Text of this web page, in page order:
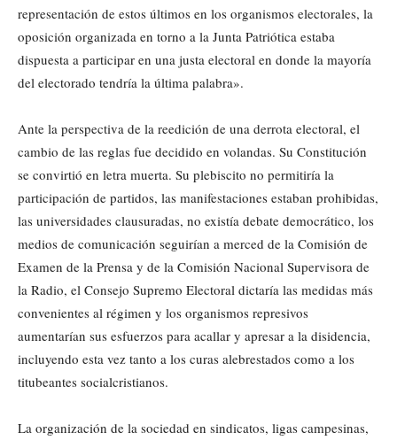
representación de estos últimos en los organismos electorales, la
oposición organizada en torno a la Junta Patriótica estaba
dispuesta a participar en una justa electoral en donde la mayoría
del electorado tendría la última palabra».
Ante la perspectiva de la reedición de una derrota electoral, el
cambio de las reglas fue decidido en volandas. Su Constitución
se convirtió en letra muerta. Su plebiscito no permitiría la
participación de partidos, las manifestaciones estaban prohibidas,
las universidades clausuradas, no existía debate democrático, los
medios de comunicación seguirían a merced de la Comisión de
Examen de la Prensa y de la Comisión Nacional Supervisora de
la Radio, el Consejo Supremo Electoral dictaría las medidas más
convenientes al régimen y los organismos represivos
aumentarían sus esfuerzos para acallar y apresar a la disidencia,
incluyendo esta vez tanto a los curas alebrestados como a los
titubeantes socialcristianos.
La organización de la sociedad en sindicatos, ligas campesinas,